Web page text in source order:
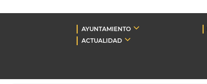
AYUNTAMIENTO
ACTUALIDAD